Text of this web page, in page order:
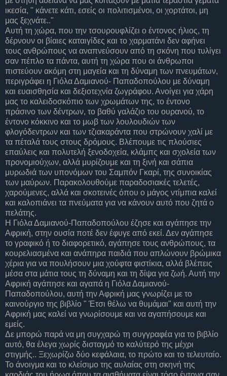
ικεσία, " κάνετε κάτι, εσείς οι πολιτισμένοι, οι χορτάτοι, μη
μας ξεχνάτε.."
Αυτή τη χώρα, που την τσουρουφλίζει ο έντονος ήλιος, τη
δέρνουν οι βίαιες καταιγίδες και το χαρματάνι δεν αφήνει
τους ανθρώπους να αναπνεύσουν από τη σκόνη που τυλίγει
σαν πέπλο τα πάντα, αυτή τη χώρα που οι άνθρωποι
πιστεύουν ακόμη στη μαγεία και τη δύναμη των πνευμάτων,
περιγράφει η Γιόλα Δαμιανού- Παπαδοπούλου με δύναμη
και ευαισθησία και δεξιοτεχνία ζωγράφου. Ανοίγει για χάρη
μας το καλειδοσκόπιο των χρωμάτων της, το έντονο
πράσινο των δέντρων, το βαθύ γαλάζιο του ουρανού, το
έντονο κόκκινο και το μωβ των λουλουδιών των
φλογόδεντρων και των τζιακαράντα που στρώνουν χαλί με
τα πέταλά τους στους δρόμους. Βλέπουμε τις πλούσιες
επαύλεις και πολυτελή ξενοδοχεία, κλάμπς και σχολεία των
προνομιούχων, αλλά μυρίζουμε και τη ξινή και σάπια
μυρωδιά των υπονόμων του Σαμπόν Γκαρί, της συνοικίας
των μαύρων. Παρακολουθούμε παραδοσιακές τελετές,
χαρούμενες, αλλά και σκοτεινές όπου ο μάγος ντίμπια καλεί
και καλοπιάνει τα πνεύματα για να κάνουν αυτό που ζητά ο
πελάτης.
Η Γιόλα Δαμιανού-Παπαδοπούλου έζησε και αγάπησε την
Αφρική, στην ουσία ποτέ δεν έφυγε από εκεί. Δεν αγάπησε
το γραφικό ή το διαφορετικό, αγάπησε τους ανθρώπους, τα
κουρελιασμένα και ανάπηρα παιδιά που απλώνουν βρώμικα
χέρια για να πουλήσουν μια χούφτα φιστίκια, αλλά βλέπεις
μέσα στα μάτια τους τη δύναμη και τη δίψα για ζωή. Αυτή την
Αφρική αγάπησε και αγαπά η Γιόλα Δαμιανού-
Παπαδοπούλου, αυτή την Αφρική μας γνωρίζει με το
καινούργιο της βιβλίο " Έτσι θέλω να θυμάμαι" και αυτή την
Αφρική μας καλεί να γνωρίσουμε και να αγαπήσουμε και
εμείς.
Δε μπορώ παρά να μη συγχαρώ τη συγγραφέα για το βιβλίο
αυτό, θα έλεγα χωρίς δισταγμό το καλύτερό της μέχρι
στιγμής.. Ξεχωρίζω δύο κεφάλαια, το πρώτο και το τελευταίο.
Το άνοιγμα και το κλείσιμο της αυλαίας στη σκηνή της